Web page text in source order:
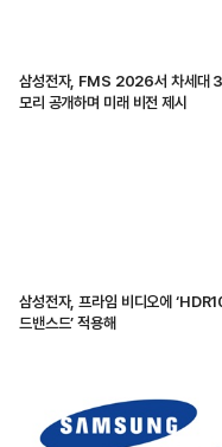
삼성전자, FMS 2026서 차세대
모리 공개하며 미래 비전 제시
삼성전자, 프라임 비디오에
드밴스드’ 적용해